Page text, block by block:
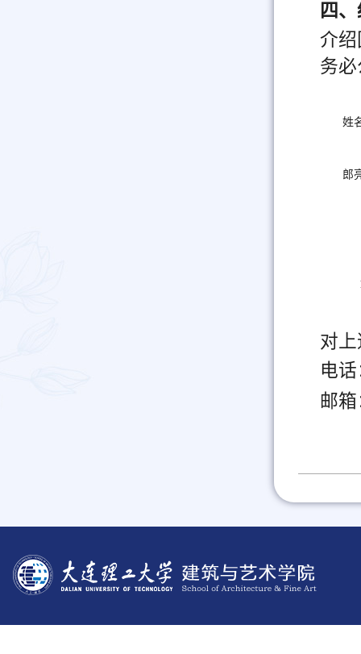
四
介
务
姓
郎
对
电
邮